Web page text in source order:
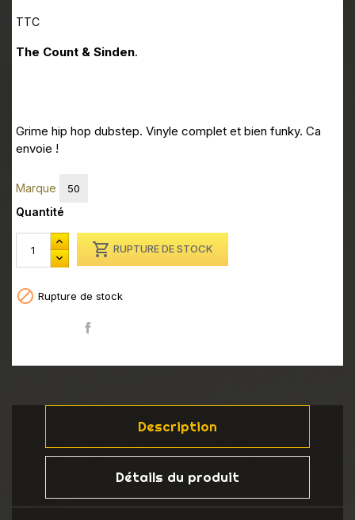
TTC
The Count & Sinden.
Grime hip hop dubstep. Vinyle complet et bien funky. Ca
envoie !
Marque 50
Quantité
 RUPTURE DE STOCK
 Rupture de stock
Description
Détails du produit